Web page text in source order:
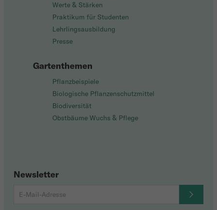
Werte & Stärken
Praktikum für Studenten
Lehrlingsausbildung
Presse
Gartenthemen
Pflanzbeispiele
Biologische Pflanzenschutzmittel
Biodiversität
Obstbäume Wuchs & Pflege
Newsletter